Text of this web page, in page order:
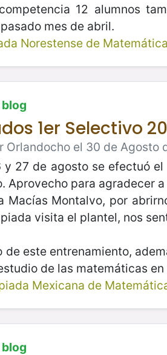
12 alumnos
mes de abril.
Norestense de
1er Selectivo
Orlandocho el 30 de Agosto
y 27 de agosto se efectuó
Aprovecho para agradecer
Macías Montalvo, por
visita el plantel, nos
de este entrenamiento,
de las matemáticas
Mexicana de